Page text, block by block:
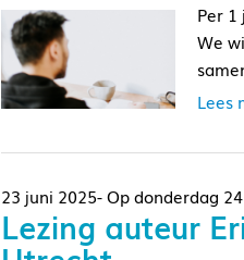
Per
We
Lees
23 juni 2025- Op donderdag
Lezing auteur